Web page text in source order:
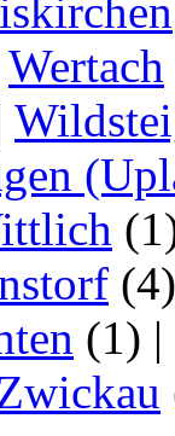
Wertach
(1) |